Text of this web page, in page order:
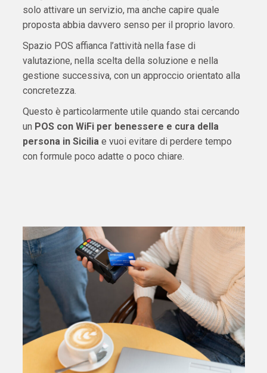
solo attivare un servizio, ma anche capire quale
proposta abbia davvero senso per il proprio lavoro.
Spazio POS affianca l’attività nella fase di
valutazione, nella scelta della soluzione e nella
gestione successiva, con un approccio orientato alla
concretezza.
Questo è particolarmente utile quando stai cercando
un POS con WiFi per benessere e cura della
persona in Siciliae vuoi evitare di perdere tempo
con formule poco adatte o poco chiare.